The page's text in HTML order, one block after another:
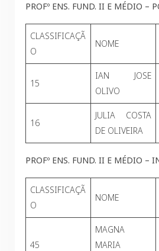
PROFº ENS. FUND. II E MÉDIO –
CLASSIFICAÇÃ
O
NOME
15
IAN JOSE
OLIVO
16
JULIA COSTA
DE OLIVEIRA
PROFº ENS. FUND. II E MÉDIO –
CLASSIFICAÇÃ
O
NOME
45
MAGNA
MARIA